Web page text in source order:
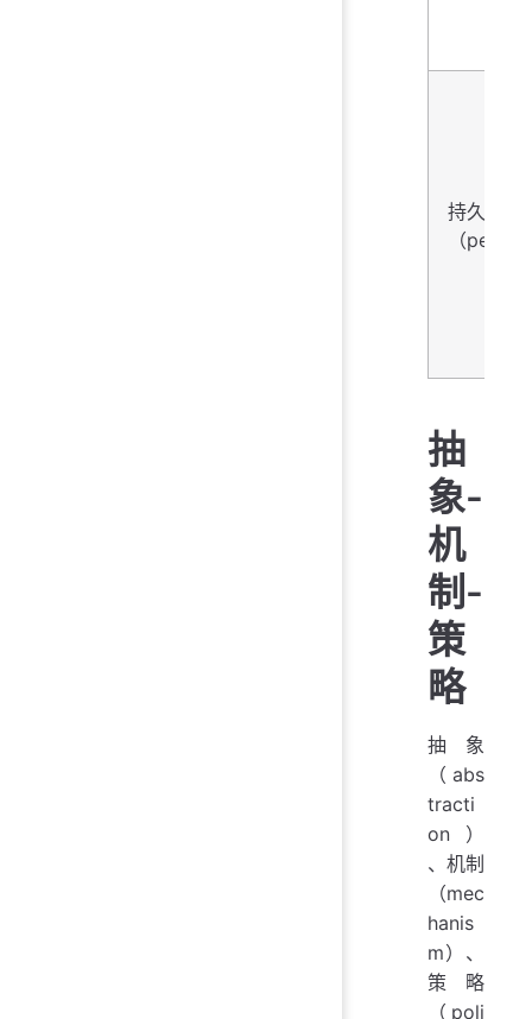
持久性
（
抽
象-
机
制-
策
略
抽象
（abs
tracti
on）
、机制
（mec
hanis
m）、
策略
（poli